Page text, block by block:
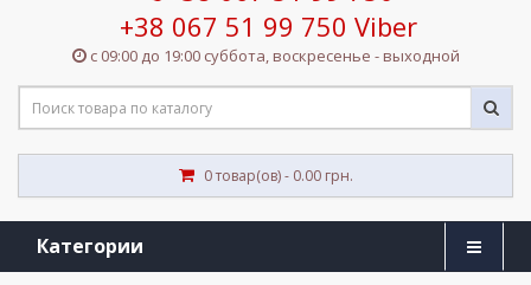
+38 067 51 99 750 Viber
с 09:00 до 19:00 суббота, воскресенье - выходной
0 товар(ов) - 0.00 грн.
Категории